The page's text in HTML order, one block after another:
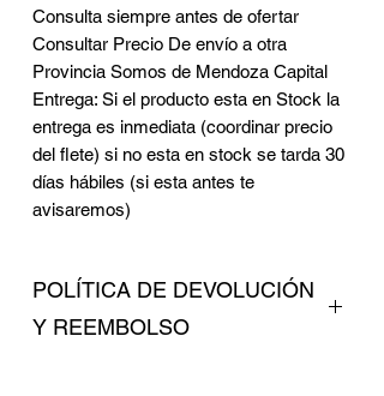
Consulta siempre antes de ofertar
Consultar Precio De envío a otra
Provincia Somos de Mendoza Capital
Entrega: Si el producto esta en Stock la
entrega es inmediata (coordinar precio
del flete) si no esta en stock se tarda 30
días hábiles (si esta antes te
avisaremos)
POLÍTICA DE DEVOLUCIÓN
Y REEMBOLSO